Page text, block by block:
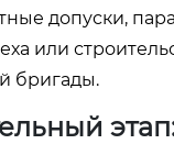
допуски,
или
бригады.